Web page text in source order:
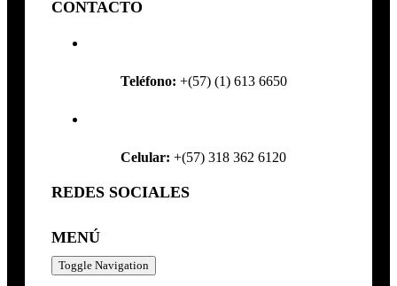
CONTACTO
Teléfono: +(57) (1) 613 6650
Celular: +(57) 318 362 6120
REDES SOCIALES
MENÚ
Toggle Navigation